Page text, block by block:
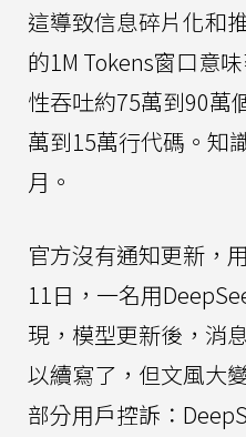
這導致信息碎片化和
的1M Tokens窗口意
性吞吐約75萬到90萬
萬到15萬行代碼。知
月。
官方沒有通知更新，
11日，一名用
現，模型更新後，消
以續寫了，但文風大
部分用戶控訴：